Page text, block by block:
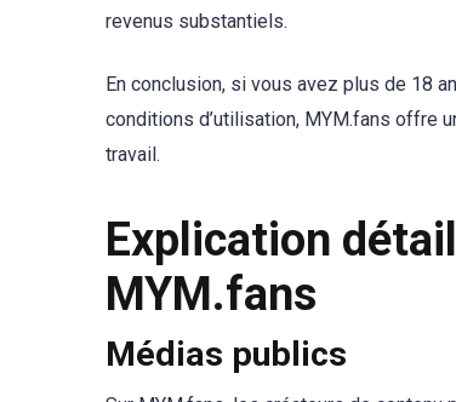
revenus substantiels.
En conclusion, si vous avez plus de 18
conditions d’utilisation, MYM.fans offre
travail.
Explication
MYM.fans
Médias publics